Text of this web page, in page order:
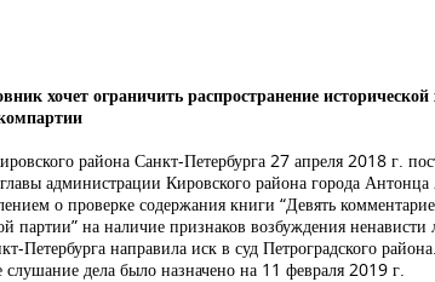
хочет ограничить распространение
района Санкт-Петербурга 27 апреля 2018 г.
администрации Кировского района города
о проверке содержания книги “Девять
партии” на наличие признаков возбуждения
Петербурга направила иск в суд Петроградского района.
слушание дела было назначено на 11 февраля 2019 г.